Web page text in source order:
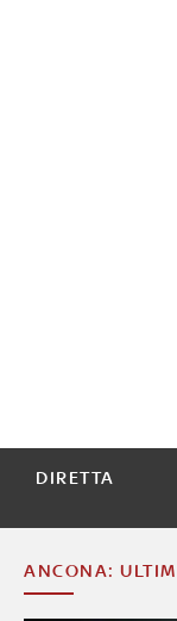
DIRETTA
ANCONA: